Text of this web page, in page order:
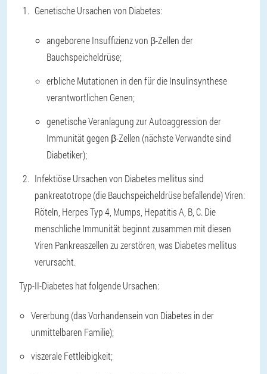
Genetische Ursachen von Diabetes:
angeborene Insuffizienz von β-Zellen der
Bauchspeicheldrüse;
erbliche Mutationen in den für die Insulinsynthese
verantwortlichen Genen;
genetische Veranlagung zur Autoaggression der
Immunität gegen β-Zellen (nächste Verwandte sind
Diabetiker);
Infektiöse Ursachen von Diabetes mellitus sind
pankreatotrope (die Bauchspeicheldrüse befallende) Viren:
Röteln, Herpes Typ 4, Mumps, Hepatitis A, B, C. Die
menschliche Immunität beginnt zusammen mit diesen
Viren Pankreaszellen zu zerstören, was Diabetes mellitus
verursacht.
Typ-II-Diabetes hat folgende Ursachen:
Vererbung (das Vorhandensein von Diabetes in der
unmittelbaren Familie);
viszerale Fettleibigkeit;